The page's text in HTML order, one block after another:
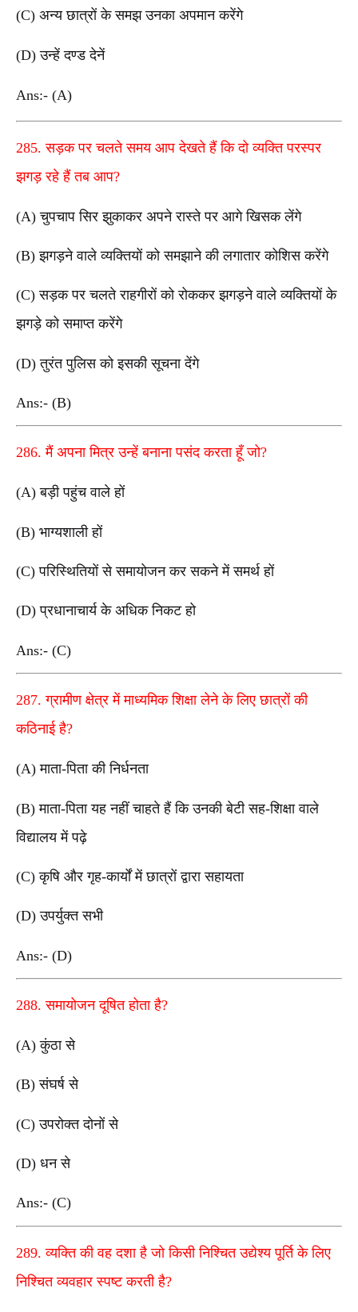
(C) अन्य छात्रों के समझ उनका अपमान करेंगे
(D) उन्हें दण्ड देनें
Ans:- (A)
285. सड़क पर चलते समय आप देखते हैं कि दो व्यक्ति परस्पर
झगड़ रहे हैं तब आप?
(A) चुपचाप सिर झुकाकर अपने रास्ते पर आगे खिसक लेंगे
(B) झगड़ने वाले व्यक्तियों को समझाने की लगातार कोशिस करेंगे
(C) सड़क पर चलते राहगीरों को रोककर झगड़ने वाले व्यक्तियों के
झगड़े को समाप्त करेंगे
(D) तुरंत पुलिस को इसकी सूचना देंगे
Ans:- (B)
286. मैं अपना मित्र उन्हें बनाना पसंद करता हूँ जो?
(A) बड़ी पहुंच वाले हों
(B) भाग्यशाली हों
(C) परिस्थितियों से समायोजन कर सकने में समर्थ हों
(D) प्रधानाचार्य के अधिक निकट हो
Ans:- (C)
287. ग्रामीण क्षेत्र में माध्यमिक शिक्षा लेने के लिए छात्रों की
कठिनाई है?
(A) माता-पिता की निर्धनता
(B) माता-पिता यह नहीं चाहते हैं कि उनकी बेटी सह-शिक्षा वाले
विद्यालय में पढ़े
(C) कृषि और गृह-कार्यों में छात्रों द्वारा सहायता
(D) उपर्युक्त सभी
Ans:- (D)
288. समायोजन दूषित होता है?
(A) कुंठा से
(B) संघर्ष से
(C) उपरोक्त दोनों से
(D) धन से
Ans:- (C)
289. व्यक्ति की वह दशा है जो किसी निश्चित उद्येश्य पूर्ति के लिए
निश्चित व्यवहार स्पष्ट करती है?